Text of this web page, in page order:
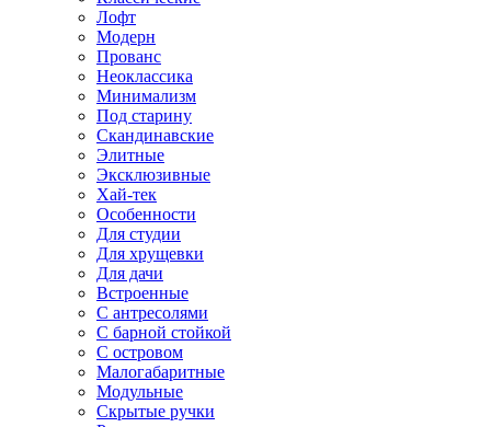
Лофт
Модерн
Прованс
Неоклассика
Минимализм
Под старину
Скандинавские
Элитные
Эксклюзивные
Хай-тек
Особенности
Для студии
Для хрущевки
Для дачи
Встроенные
С антресолями
С барной стойкой
С островом
Малогабаритные
Модульные
Скрытые ручки